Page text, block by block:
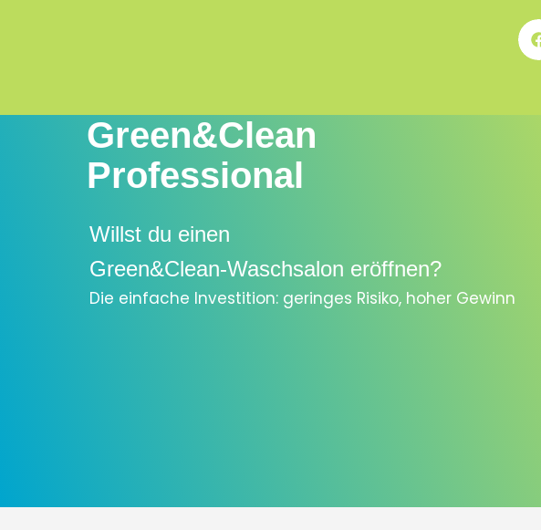
Green&Clean
Professional
Willst du einen
Green&Clean-Waschsalon eröffnen?
Die einfache Investition: geringes Risiko, hoher Gewinn